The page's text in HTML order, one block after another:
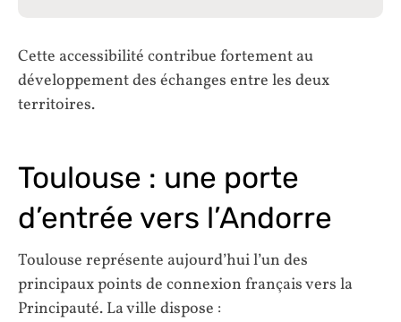
Cette accessibilité contribue fortement au
développement des échanges entre les deux
territoires.
Toulouse : une porte
d’entrée vers l’Andorre
Toulouse représente aujourd’hui l’un des
principaux points de connexion français vers la
Principauté. La ville dispose :